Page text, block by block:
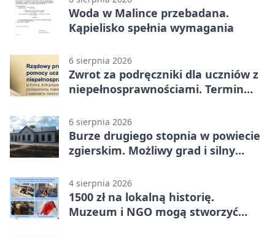
Woda w Malince przebadana.
Kąpielisko spełnia wymagania
6 sierpnia 2026
Zwrot za podręczniki dla uczniów z
niepełnosprawnościami. Termin
6 sierpnia 2026
Burze drugiego stopnia w powiecie
zgierskim. Możliwy grad i silny
4 sierpnia 2026
1500 zł na lokalną historię.
Muzeum i NGO mogą stworzyć